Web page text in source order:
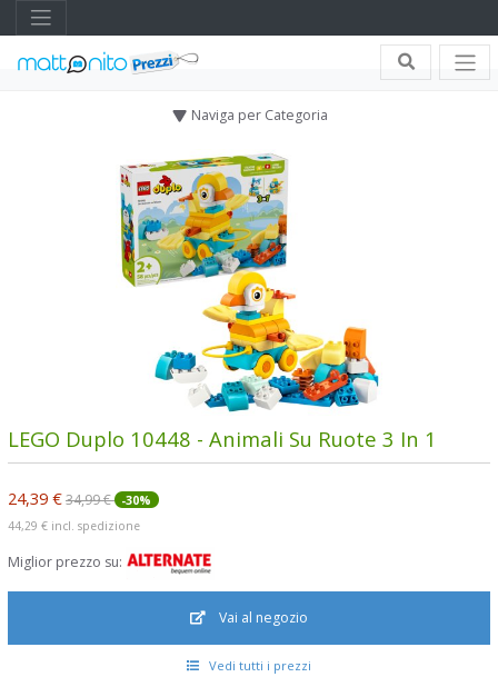
Naviga per Categoria
LEGO Duplo 10448 - Animali Su Ruote 3 In 1
24,39 €34,99 € -30%
44,29 € incl. spedizione
Miglior prezzo su:
Vai al negozio
Vedi tutti i prezzi